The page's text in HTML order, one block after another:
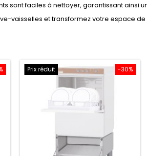
sont faciles à nettoyer, garantissant ainsi
vaisselles et transformez votre espace
-30%
Prix réduit